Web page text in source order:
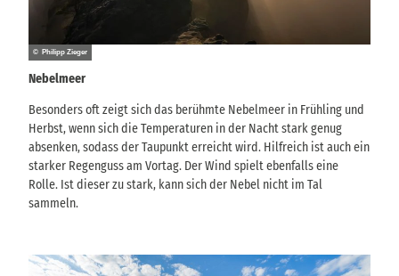
© Philipp Zieger
Nebelmeer
Besonders oft zeigt sich das berühmte Nebelmeer in Frühling und
Herbst, wenn sich die Temperaturen in der Nacht stark genug
absenken, sodass der Taupunkt erreicht wird. Hilfreich ist auch ein
starker Regenguss am Vortag. Der Wind spielt ebenfalls eine
Rolle. Ist dieser zu stark, kann sich der Nebel nicht im Tal
sammeln.